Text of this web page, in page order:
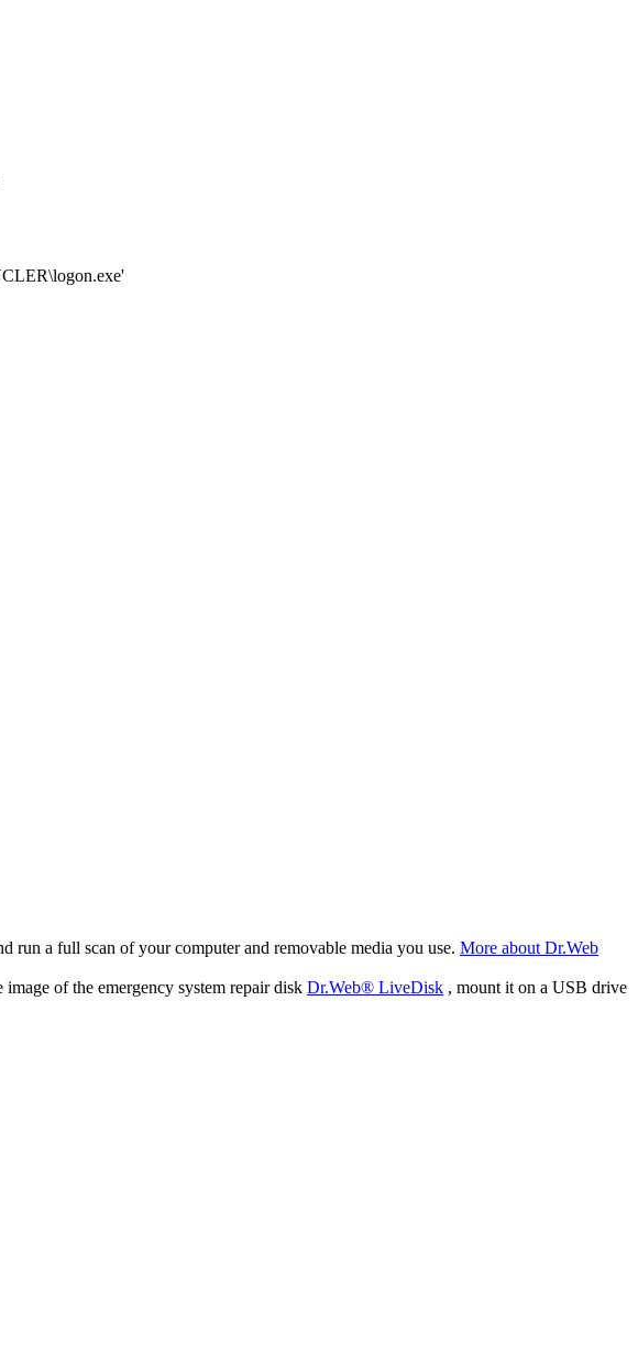
run a full scan of your computer and removable media you use. More about Dr.Web
of the emergency system repair disk Dr.Web® LiveDisk , mount it on a USB drive